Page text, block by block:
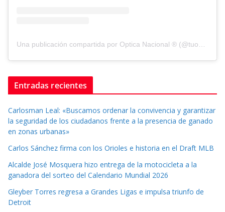
Una publicación compartida por Optica Nacional ® (@tuopticanacional)
Entradas recientes
Carlosman Leal: «Buscamos ordenar la convivencia y garantizar
la seguridad de los ciudadanos frente a la presencia de ganado
en zonas urbanas»
Carlos Sánchez firma con los Orioles e historia en el Draft MLB
Alcalde José Mosquera hizo entrega de la motocicleta a la
ganadora del sorteo del Calendario Mundial 2026
Gleyber Torres regresa a Grandes Ligas e impulsa triunfo de
Detroit